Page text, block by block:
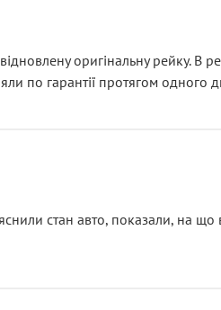
оригінальну рейку. В
по гарантії протягом одного
стан авто, показали, на що